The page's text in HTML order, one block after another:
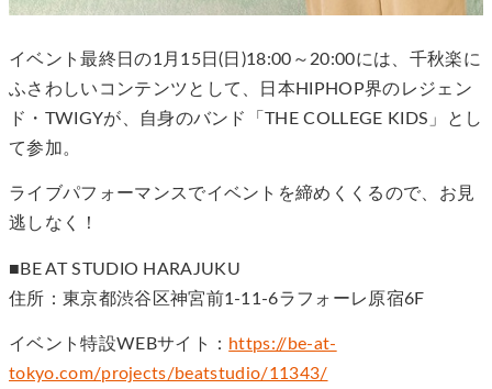
イベント最終日の1月15日(日)18:00～20:00には、千秋楽に
ふさわしいコンテンツとして、日本HIPHOP界のレジェン
ド・TWIGYが、自身のバンド「THE COLLEGE KIDS」とし
て参加。
ライブパフォーマンスでイベントを締めくくるので、お見
逃しなく！
■BE AT STUDIO HARAJUKU
住所：東京都渋谷区神宮前1-11-6ラフォーレ原宿6F
イベント特設WEBサイト： https://be-at-
tokyo.com/projects/beatstudio/11343/